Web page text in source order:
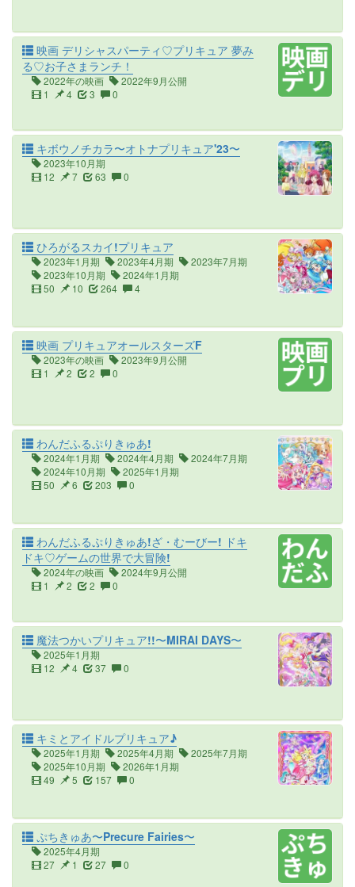
映画 デリシャスパーティ♡プリキュア 夢み
る♡お子さまランチ！
2022年の映画
2022年9月公開
1
4 3 0
キボウノチカラ〜オトナプリキュア'23〜
2023年10月期
12
7 63 0
ひろがるスカイ!プリキュア
2023年1月期 2023年4月期
2023年7月期
2023年10月期
2024年1月期
50
10 264 4
映画 プリキュアオールスターズF
2023年の映画
2023年9月公開
1
2 2 0
わんだふるぷりきゅあ!
2024年1月期 2024年4月期
2024年7月期
2024年10月期
2025年1月期
50
6 203 0
わんだふるぷりきゅあ!ざ・むーびー! ドキ
ドキ♡ゲームの世界で大冒険!
2024年の映画
2024年9月公開
1
2 2 0
魔法つかいプリキュア!!〜MIRAI DAYS〜
2025年1月期
12
4 37 0
キミとアイドルプリキュア♪
2025年1月期 2025年4月期
2025年7月期
2025年10月期
2026年1月期
49
5 157 0
ぷちきゅあ〜Precure Fairies〜
2025年4月期
27
1 27 0